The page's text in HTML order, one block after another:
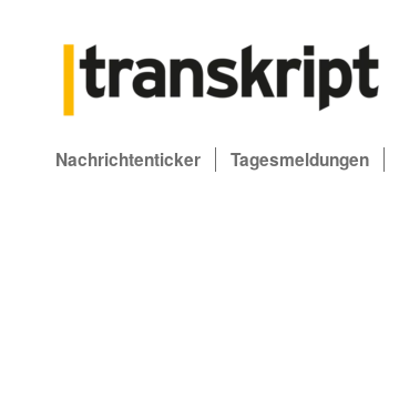
Nachrichtenticker Tagesmeldungen